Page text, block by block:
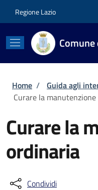
Regione Lazio
Briciole di
Home / Guida agli
Curare la
Curare la
ordinaria
Condividi